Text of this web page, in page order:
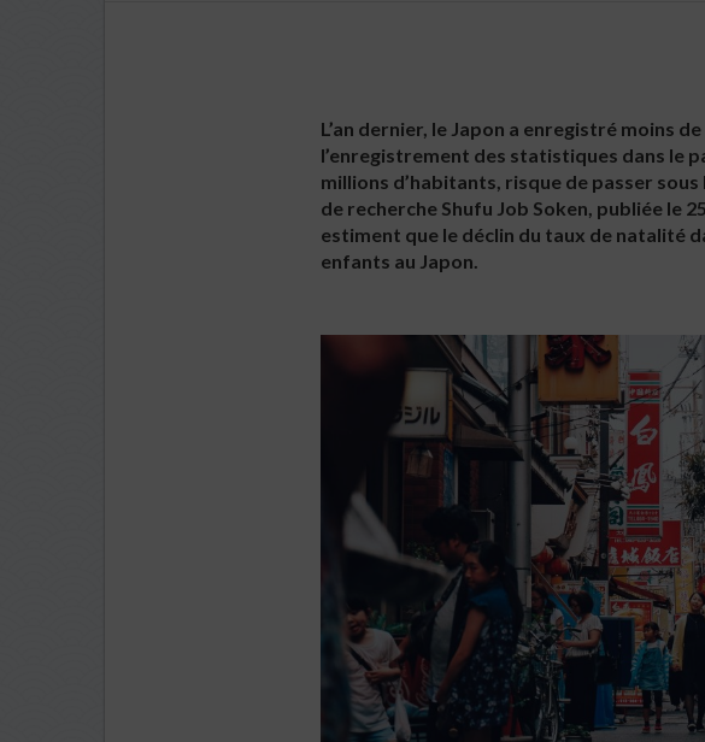
L’an dernier, le Japon a enregistré moins
l’enregistrement des statistiques dans le
millions d’habitants, risque de passer
de recherche Shufu Job Soken, publiée le
estiment que le déclin du taux de natalité
enfants au Japon.